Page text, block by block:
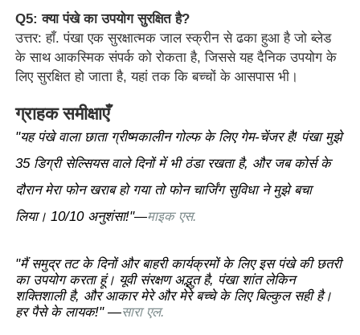
Q5: क्या पंखे का उपयोग सुरक्षित है?
उत्तर: हाँ. पंखा एक सुरक्षात्मक जाल स्क्रीन से ढका हुआ है जो ब्लेड
के साथ आकस्मिक संपर्क को रोकता है, जिससे यह दैनिक उपयोग के
लिए सुरक्षित हो जाता है, यहां तक ​​कि बच्चों के आसपास भी।
ग्राहक समीक्षाएँ
"यह पंखे वाला छाता ग्रीष्मकालीन गोल्फ के लिए गेम-चेंजर है! पंखा मुझे
35 डिग्री सेल्सियस वाले दिनों में भी ठंडा रखता है, और जब कोर्स के
दौरान मेरा फोन खराब हो गया तो फोन चार्जिंग सुविधा ने मुझे बचा
लिया। 10/10 अनुशंसा!"—माइक एस.
"मैं समुद्र तट के दिनों और बाहरी कार्यक्रमों के लिए इस पंखे की छतरी
का उपयोग करता हूं। यूवी संरक्षण अद्भुत है, पंखा शांत लेकिन
शक्तिशाली है, और आकार मेरे और मेरे बच्चे के लिए बिल्कुल सही है।
हर पैसे के लायक!" —सारा एल.